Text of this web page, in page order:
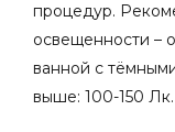
процедур.
освещенности –
ванной с
выше: 100-150 Лк.